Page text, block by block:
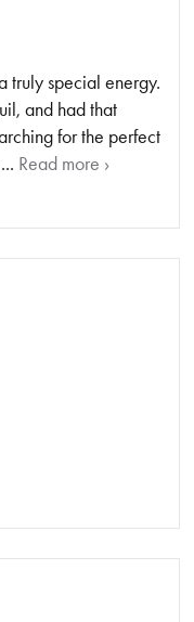
truly special energy.
and had that
for the perfect
Read more ›